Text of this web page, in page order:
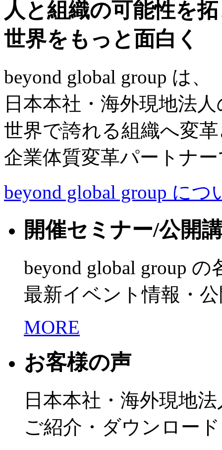
人と組織の可能性を
世界をもっと面白く
beyond global group は、
日本本社・海外現地法
世界で誇れる組織へ変
企業体質変革パートナ
beyond global group につ
開催セミナー/公開
beyond global group の
最新イベント情報・
MORE
お客様の声
日本本社・海外現地
ご紹介・ダウンロード